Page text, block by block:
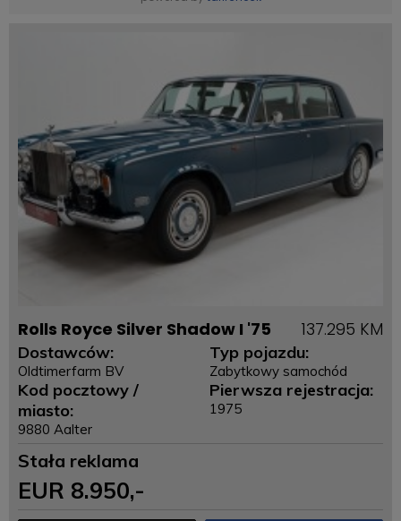
Rolls Royce Silver Shadow I '75 137.295 KM
Dostawców:
Oldtimerfarm BV
Kod pocztowy /
miasto:
9880 Aalter
Typ pojazdu:
Zabytkowy samochód
Pierwsza rejestracja:
1975
Stała reklama
EUR 8.950,-